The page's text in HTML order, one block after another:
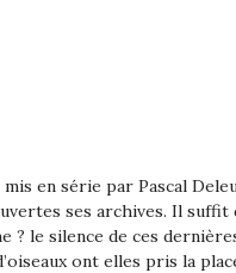
en série par Pascal
ses archives. Il suffit
? le silence de ces
ont elles pris la